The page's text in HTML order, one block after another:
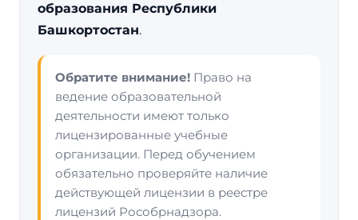
образования Республики
Башкортостан.
Обратите внимание! Право на
ведение образовательной
деятельности имеют только
лицензированные учебные
организации. Перед обучением
обязательно проверяйте наличие
действующей лицензии в реестре
лицензий Рособрнадзора.